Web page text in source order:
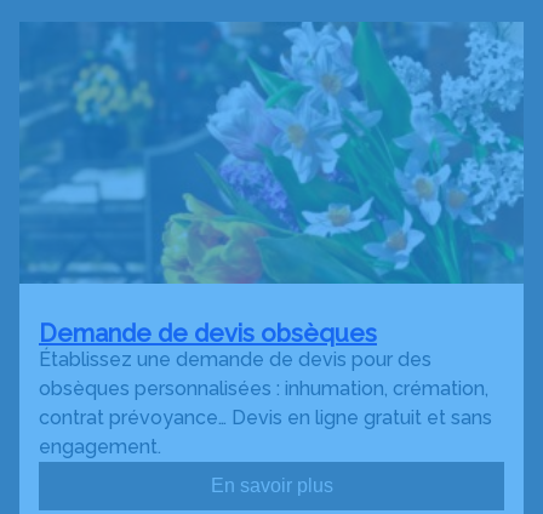
Demande de devis obsèques
Établissez une demande de devis pour des
obsèques personnalisées : inhumation, crémation,
contrat prévoyance… Devis en ligne gratuit et sans
engagement.
En savoir plus